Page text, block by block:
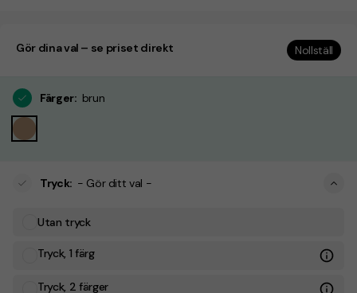
Gör dina val – se priset direkt Nollställ
Färger: brun
Tryck: - Gör ditt val -
Utan tryck
Tryck, 1 färg
Tryck, 2 färger